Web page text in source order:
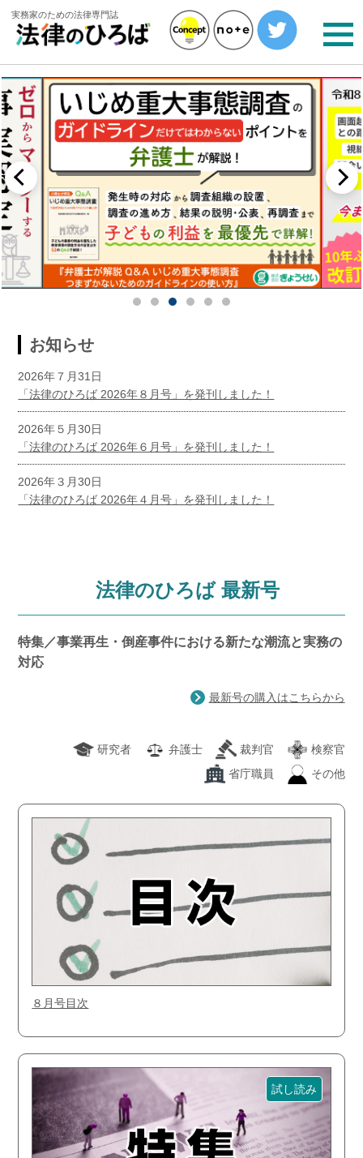
実務家のための法律専門誌
お知らせ
2026年７月31日
「法律のひろば 2026年８月号」を発刊しました！
2026年５月30日
「法律のひろば 2026年６月号」を発刊しました！
2026年３月30日
「法律のひろば 2026年４月号」を発刊しました！
法律のひろば 最新号
特集／事業再生・倒産事件における新たな潮流と実務の
対応
最新号の購入はこちらから
研究者 弁護士 裁判官
検察官
省庁職員
その他
８月号目次
試し読み